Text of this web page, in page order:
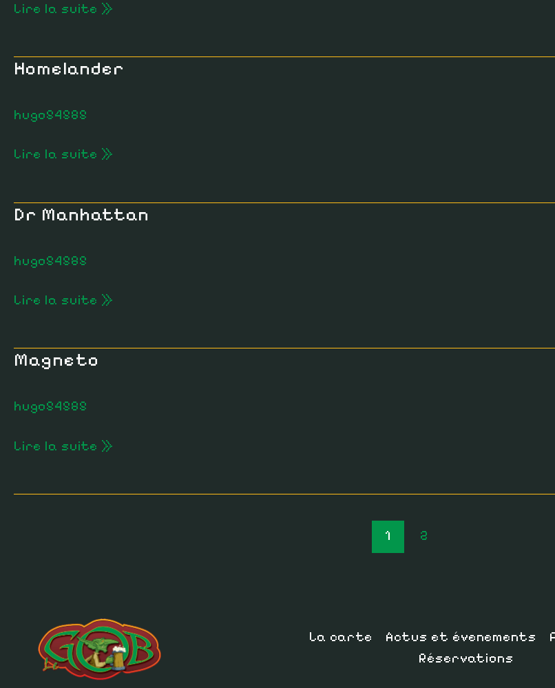
Lire la suite »
Homelander
hugo54585
Homelander
Lire la suite »
Dr Manhattan
hugo54585
Dr
Lire la suite »
Magneto
hugo54585
Magneto
Lire la suite »
1 2
La carte Actus et évenements
Réservations